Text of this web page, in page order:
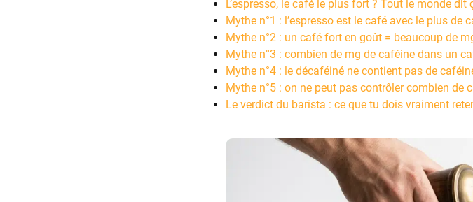
L’espresso, le café le plus fort ? Tout le monde
Mythe n°1 : l’espresso est le café avec le plus de
Mythe n°2 : un café fort en goût = beaucoup de
Mythe n°3 : combien de mg de caféine dans un
Mythe n°4 : le décaféiné ne contient pas de
Mythe n°5 : on ne peut pas contrôler combien
Le verdict du barista : ce que tu dois vraiment